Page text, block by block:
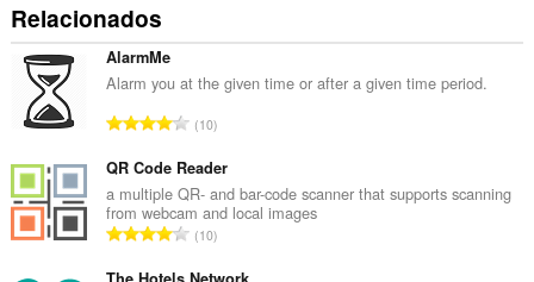
Relacionados
AlarmMe
Alarm you at the given time or after a given time period.
N
m
e
r
o
10
QR Code Reader
a multiple QR- and bar-code scanner that supports scanning
from webcam and local images
N10